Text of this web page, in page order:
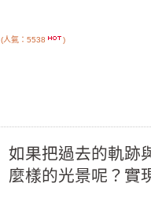
(人氣：5538 )
如果把過去的軌跡
麼樣的光景呢？實